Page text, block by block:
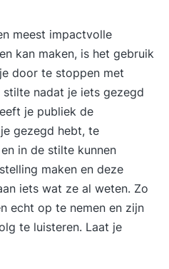
fascinerend verhaal.
leer je hoe je zelfs de
omzet in boeiende
Dit is de training
Je merkt dat
te langdradig
te vergeten of juist
boodschap niet altijd
het je
je publiek aan je
van een lange
met zelfvertrouwen,
meest impactvolle
kan maken, is het gebruik
door te stoppen met
nadat je iets gezegd
je publiek de
gezegd hebt, te
in de stilte kunnen
maken en deze
iets wat ze al weten. Zo
echt op te nemen en zijn
te luisteren. Laat je